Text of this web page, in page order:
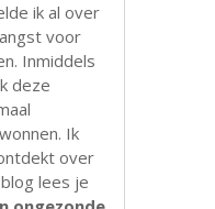
ik al over
voor
Inmiddels
deze
Ik
over
lees je